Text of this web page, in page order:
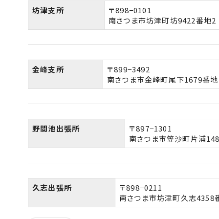
坊津支所
〒898−0101
南さつま市坊津町坊9422番地2
金峰支所
〒899−3492
南さつま市金峰町尾下1679番地
野間池出張所
〒897−1301
南さつま市笠沙町片浦
久志出張所
〒898−0211
南さつま市坊津町久志4358